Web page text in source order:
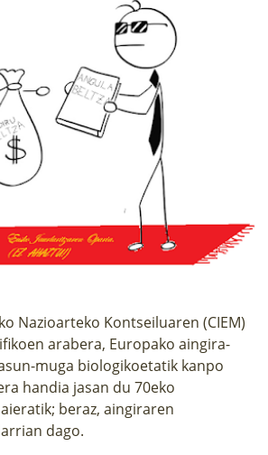
Nazioarteko Kontseiluaren (CIEM)
arabera, Europako aingira-
muga biologikoetatik kanpo
handia jasan du 70eko
beraz, aingiraren
dago.